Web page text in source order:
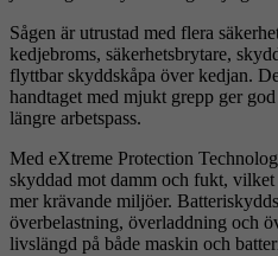
Sågen är utrustad med flera
kedjebroms, säkerhetsbrytare,
flyttbar skyddskåpa över kedjan.
handtaget med mjukt grepp ger
längre arbetspass.
Med eXtreme Protection
skyddad mot damm och fukt,
mer krävande miljöer.
överbelastning, överladdning och
livslängd på både maskin och